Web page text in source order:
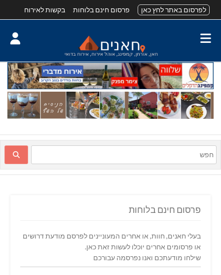
לפרסום באתר לחץ כאן פרסום חינם בלוחות בקשות לאירוח
פרסום חינם בלוחות
בעלי חאנים, חוות, או אחרים המעוניינים לפרסם מודעת דרושים
או פרסומים אחרים יוכלו לעשות זאת כאן.
שילחו מודעתכם ואנו נפרסמה עבורכם